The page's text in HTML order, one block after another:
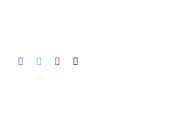
Facebook
TwitterPinterest